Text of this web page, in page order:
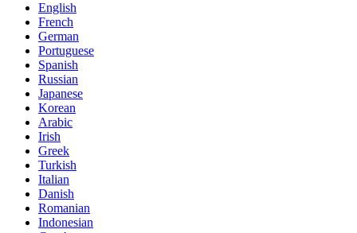
English
French
German
Portuguese
Spanish
Russian
Japanese
Korean
Arabic
Irish
Greek
Turkish
Italian
Danish
Romanian
Indonesian